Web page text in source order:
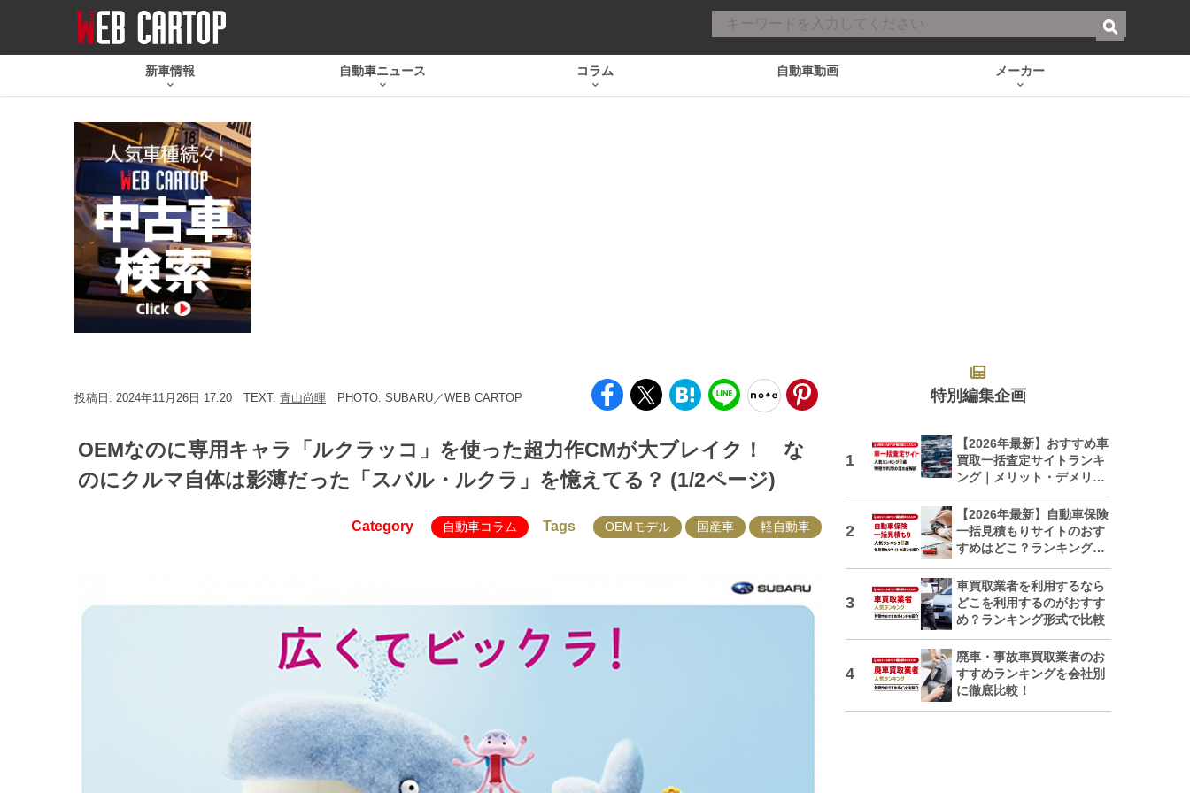
新車情報 自動車ニュース コラム 自動車動画 メーカー
投稿日: 2024年11月26日 17:20 TEXT: 青山尚暉 PHOTO: SUBARU／WEB CARTOP
OEMなのに専用キャラ「ルクラッコ」を使った超力作CMが大ブレイク！ な
のにクルマ自体は影薄だった「スバル・ルクラ」を憶えてる？ (1/2ページ)
Category 自動車コラム Tags OEMモデル 国産車 軽自動車
特別編集企画
【2026年最新】おすすめ車
買取一括査定サイトランキ
ング｜メリット・デメリッ
トも解説
【2026年最新】自動車保険
一括見積もりサイトのおす
すめはどこ？ランキングで
車買取業者を利用するなら
どこを利用するのがおすす
め？ランキング形式で比較
廃車・事故車買取業者のお
すすめランキングを会社別
に徹底比較！